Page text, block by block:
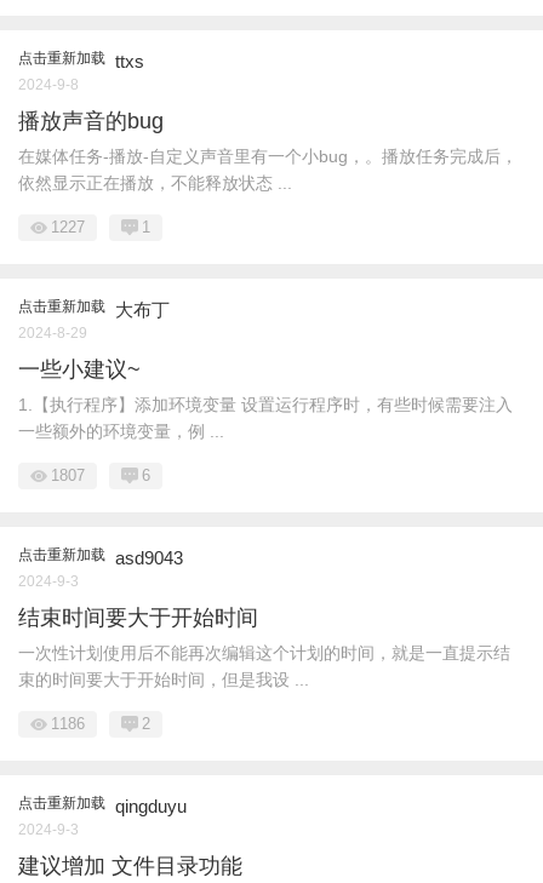
点击重新加载 ttxs
2024-9-8
播放声音的bug
在媒体任务-播放-自定义声音里有一个小bug，。播放任务完成后，
依然显示正在播放，不能释放状态 ...
1227 1
点击重新加载 大布丁
2024-8-29
一些小建议~
1.【执行程序】添加环境变量 设置运行程序时，有些时候需要注入
一些额外的环境变量，例 ...
1807 6
点击重新加载 asd9043
2024-9-3
结束时间要大于开始时间
一次性计划使用后不能再次编辑这个计划的时间，就是一直提示结
束的时间要大于开始时间，但是我设 ...
1186 2
点击重新加载 qingduyu
2024-9-3
建议增加 文件目录功能